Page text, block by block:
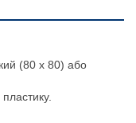
(80 x 80) або
пластику.